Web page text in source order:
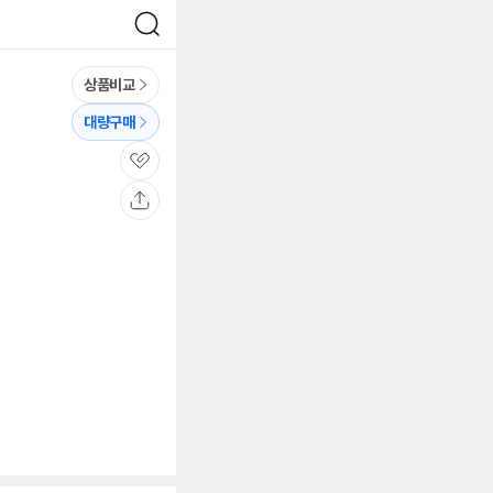
검
색
상품비교
대량구매
관
심